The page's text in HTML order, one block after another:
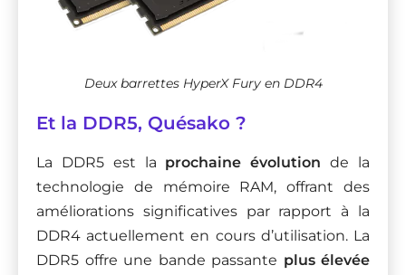
Deux barrettes HyperX Fury en DDR4
Et la DDR5, Quésako ?
La DDR5 est la prochaine évolution de la
technologie de mémoire RAM, offrant des
améliorations significatives par rapport à la
DDR4 actuellement en cours d’utilisation. La
DDR5 offre une bande passante plus élevée